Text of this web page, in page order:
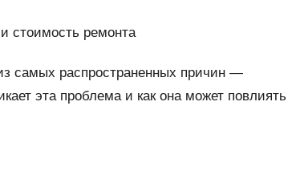
стоимость ремонта
самых распространенных причин —
эта проблема и как она может повлиять